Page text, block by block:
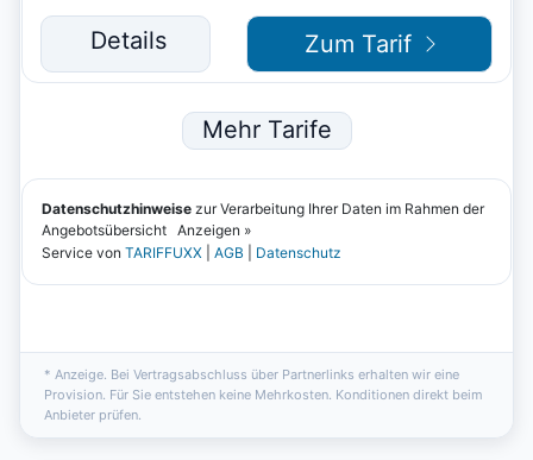
* Anzeige. Bei Vertragsabschluss über Partnerlinks erhalten wir eine
Provision. Für Sie entstehen keine Mehrkosten. Konditionen direkt beim
Anbieter prüfen.